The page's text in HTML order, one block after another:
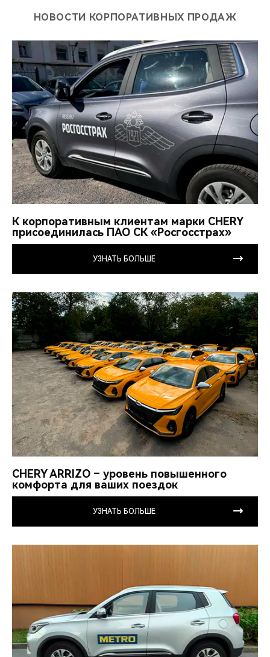
НОВОСТИ КОРПОРАТИВНЫХ ПРОДАЖ
К корпоративным клиентам марки CHERY
присоединилась ПАО СК «Росгосстрах»
УЗНАТЬ БОЛЬШЕ
CHERY ARRIZO – уровень повышенного
комфорта для ваших поездок
УЗНАТЬ БОЛЬШЕ